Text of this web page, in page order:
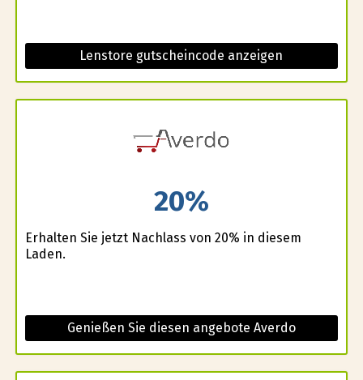
Lenstore gutscheincode anzeigen
20%
Erhalten Sie jetzt Nachlass von 20% in diesem
Laden.
Genießen Sie diesen angebote Averdo